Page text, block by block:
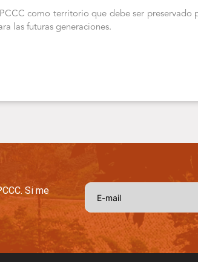
como territorio que debe ser preservado
las futuras generaciones.
Si me